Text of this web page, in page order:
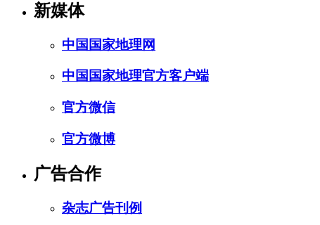
新媒体
中国国家地理网
中国国家地理官方客户端
官方微信
官方微博
广告合作
杂志广告刊例